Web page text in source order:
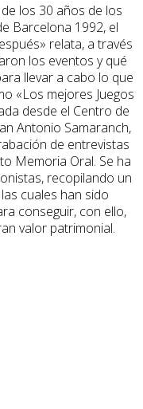
los 30 años de los
Barcelona 1992, el
relata, a través
los eventos y qué
llevar a cabo lo que
«Los mejores Juegos
desde el Centro de
Antonio Samaranch,
de entrevistas
Memoria Oral. Se ha
recopilando un
cuales han sido
conseguir, con ello,
valor patrimonial.